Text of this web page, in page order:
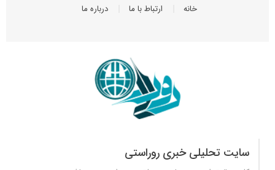
خانه ارتباط با ما درباره ما
سایت تحلیلی خبری روراستی